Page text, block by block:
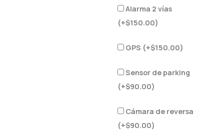
Alarma 2 vías
(+$150.00)
GPS (+$150.00)
Sensor de parking
(+$90.00)
Cámara de reversa
(+$90.00)